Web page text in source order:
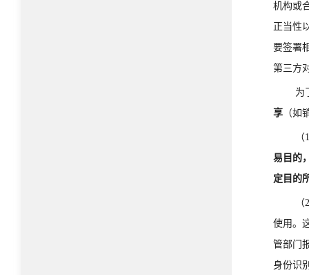
机构或
正当性
要签署
第三方
为
享 （如
易目的
定目的
使用。
管部门
身份识